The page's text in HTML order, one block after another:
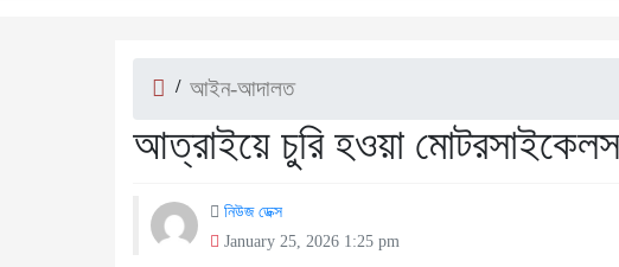
/ আইন-আদালত
আত্রাইয়ে চুরি হওয়া
নিউজ ডেক্স
January 25, 2026 1:25 pm